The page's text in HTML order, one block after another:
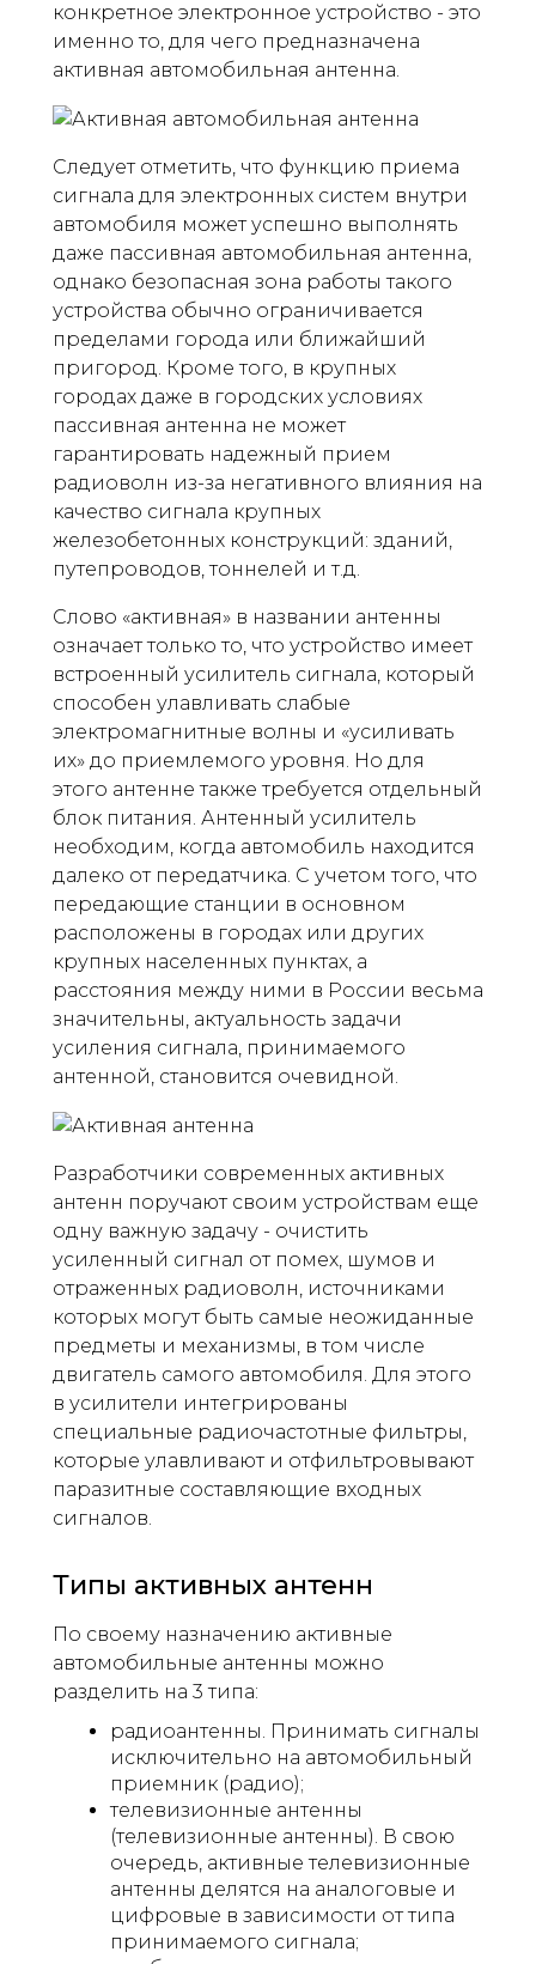
конкретное электронное устройство - это
именно то, для чего предназначена
активная автомобильная антенна.
Следует отметить, что функцию приема
сигнала для электронных систем внутри
автомобиля может успешно выполнять
даже пассивная автомобильная антенна,
однако безопасная зона работы такого
устройства обычно ограничивается
пределами города или ближайший
пригород. Кроме того, в крупных
городах даже в городских условиях
пассивная антенна не может
гарантировать надежный прием
радиоволн из-за негативного влияния на
качество сигнала крупных
железобетонных конструкций: зданий,
путепроводов, тоннелей и т.д.
Слово «активная» в названии антенны
означает только то, что устройство имеет
встроенный усилитель сигнала, который
способен улавливать слабые
электромагнитные волны и «усиливать
их» до приемлемого уровня. Но для
этого антенне также требуется отдельный
блок питания. Антенный усилитель
необходим, когда автомобиль находится
далеко от передатчика. С учетом того, что
передающие станции в основном
расположены в городах или других
крупных населенных пунктах, а
расстояния между ними в России весьма
значительны, актуальность задачи
усиления сигнала, принимаемого
антенной, становится очевидной.
Разработчики современных активных
антенн поручают своим устройствам еще
одну важную задачу - очистить
усиленный сигнал от помех, шумов и
отраженных радиоволн, источниками
которых могут быть самые неожиданные
предметы и механизмы, в том числе
двигатель самого автомобиля. Для этого
в усилители интегрированы
специальные радиочастотные фильтры,
которые улавливают и отфильтровывают
паразитные составляющие входных
сигналов.
Типы активных антенн
По своему назначению активные
автомобильные антенны можно
разделить на 3 типа:
радиоантенны. Принимать сигналы
исключительно на автомобильный
приемник (радио);
телевизионные антенны
(телевизионные антенны). В свою
очередь, активные телевизионные
антенны делятся на аналоговые и
цифровые в зависимости от типа
принимаемого сигнала;